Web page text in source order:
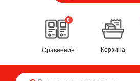
0
Сравнение Корзина